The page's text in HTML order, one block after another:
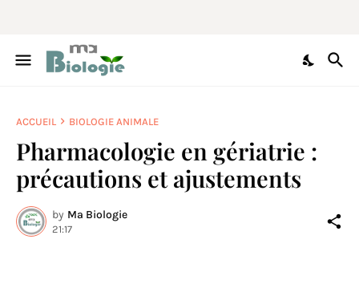
ACCUEIL BIOLOGIE ANIMALE
Pharmacologie en gériatrie :
précautions et ajustements
by Ma Biologie
21:17